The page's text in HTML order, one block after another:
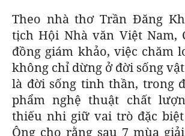
Theo nhà thơ Trần Đăng
tịch Hội Nhà văn Việt Nam,
đồng giám khảo, việc chăm
không chỉ dừng ở đời sống
là đời sống tinh thần, trong
phẩm nghệ thuật chất
thiếu nhi giữ vai trò đặc
Ông cho rằng sau 7 mùa